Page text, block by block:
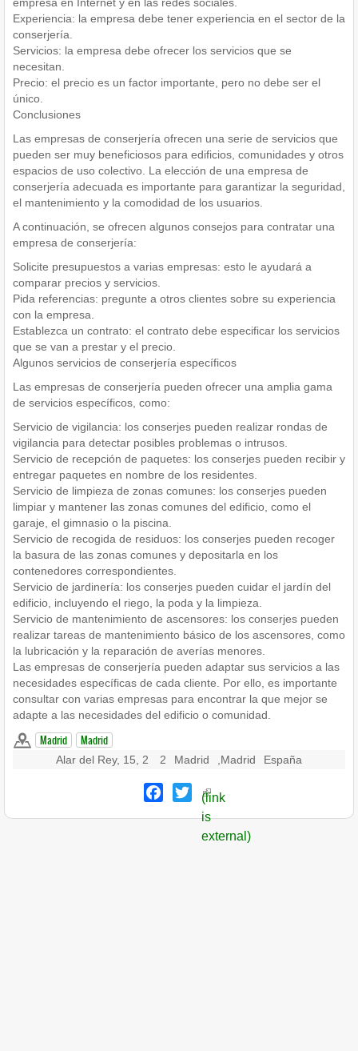
Experiencia: la empresa debe tener experiencia en el sector de la
conserjería.
Servicios: la empresa debe ofrecer los servicios que se
necesitan.
Precio: el precio es un factor importante, pero no debe ser el
único.
Conclusiones
Las empresas de conserjería ofrecen una serie de servicios que
pueden ser muy beneficiosos para edificios, comunidades y otros
espacios de uso colectivo. La elección de una empresa de
conserjería adecuada es importante para garantizar la seguridad,
el mantenimiento y la comodidad de los usuarios.
A continuación, se ofrecen algunos consejos para contratar una
empresa de conserjería:
Solicite presupuestos a varias empresas: esto le ayudará a
comparar precios y servicios.
Pida referencias: pregunte a otros clientes sobre su experiencia
con la empresa.
Establezca un contrato: el contrato debe especificar los servicios
que se van a prestar y el precio.
Algunos servicios de conserjería específicos
Las empresas de conserjería pueden ofrecer una amplia gama
de servicios específicos, como:
Servicio de vigilancia: los conserjes pueden realizar rondas de
vigilancia para detectar posibles problemas o intrusos.
Servicio de recepción de paquetes: los conserjes pueden recibir y
entregar paquetes en nombre de los residentes.
Servicio de limpieza de zonas comunes: los conserjes pueden
limpiar y mantener las zonas comunes del edificio, como el
garaje, el gimnasio o la piscina.
Servicio de recogida de residuos: los conserjes pueden recoger
la basura de las zonas comunes y depositarla en los
contenedores correspondientes.
Servicio de jardinería: los conserjes pueden cuidar el jardín del
edificio, incluyendo el riego, la poda y la limpieza.
Servicio de mantenimiento de ascensores: los conserjes pueden
realizar tareas de mantenimiento básico de los ascensores, como
la lubricación y la reparación de averías menores.
Las empresas de conserjería pueden adaptar sus servicios a las
necesidades específicas de cada cliente. Por ello, es importante
consultar con varias empresas para encontrar la que mejor se
adapte a las necesidades del edificio o comunidad.
Madrid Madrid
Alar del Rey, 15, 2 2 Madrid Madrid España
Facebook
Twitter
(link
is
external)